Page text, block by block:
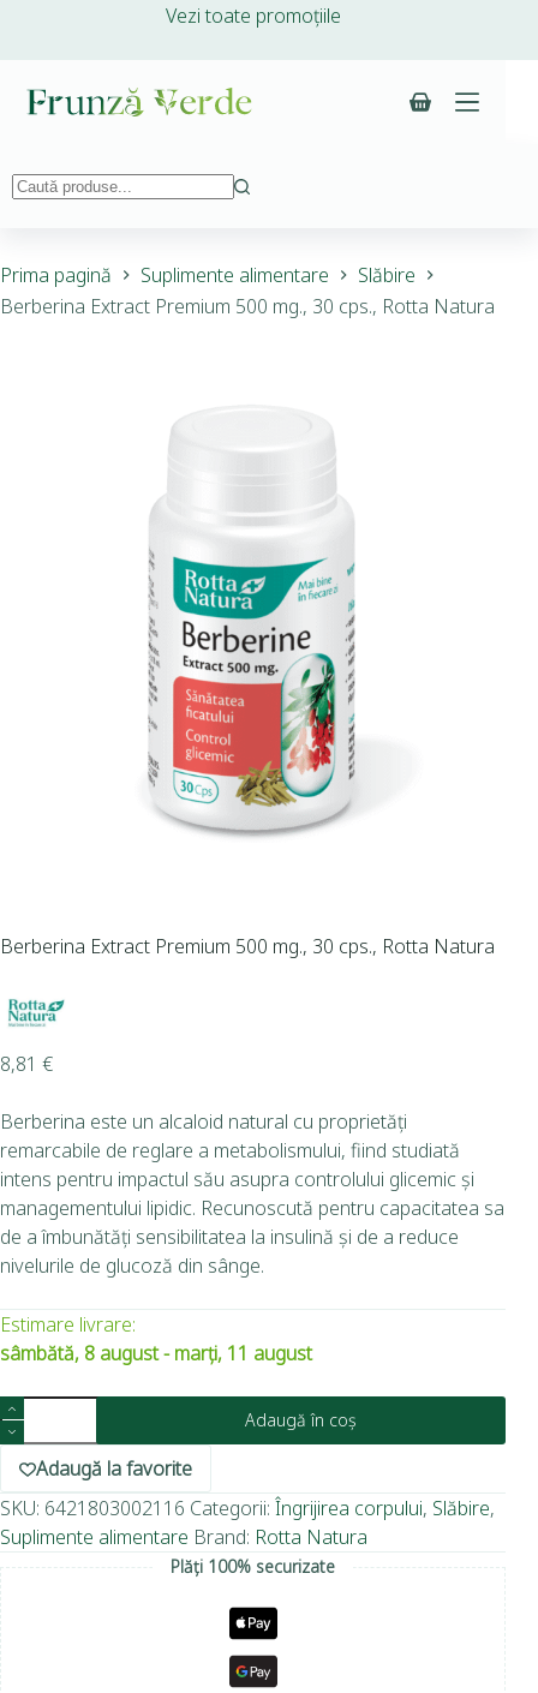
Vezi toate promoțiile
Prima pagină Suplimente alimentare
Slăbire
Berberina Extract Premium 500 mg., 30 cps., Rotta Natura
Berberina Extract Premium 500 mg., 30 cps., Rotta Natura
8,81 €
Berberina este un alcaloid natural cu proprietăți
remarcabile de reglare a metabolismului, fiind studiată
intens pentru impactul său asupra controlului glicemic și
managementului lipidic. Recunoscută pentru capacitatea sa
de a îmbunătăți sensibilitatea la insulină și de a reduce
nivelurile de glucoză din sânge.
Estimare livrare:
sâmbătă, 8 august - marți, 11 august
Adaugă în coș
Adaugă la favorite
SKU: 6421803002116 Categorii: Îngrijirea corpului, Slăbire,
Suplimente alimentare Brand: Rotta Natura
Plăți 100% securizate